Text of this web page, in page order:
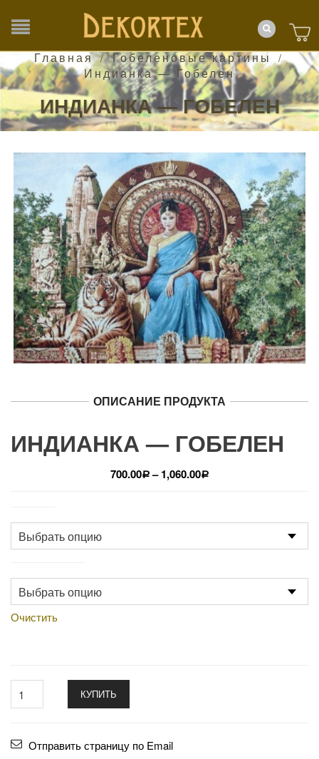
Главная / Гобеленовые картины /
Индианка — Гобелен
ИНДИАНКА — ГОБЕЛЕН
ОПИСАНИЕ ПРОДУКТА
ИНДИАНКА — ГОБЕЛЕН
700.00Р –1,060.00Р
Очистить
КУПИТЬ
Отправить страницу по Email